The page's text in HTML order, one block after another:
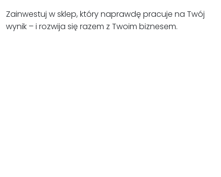
Zainwestuj w sklep, który naprawdę pracuje na Twój
wynik – i rozwija się razem z Twoim biznesem.